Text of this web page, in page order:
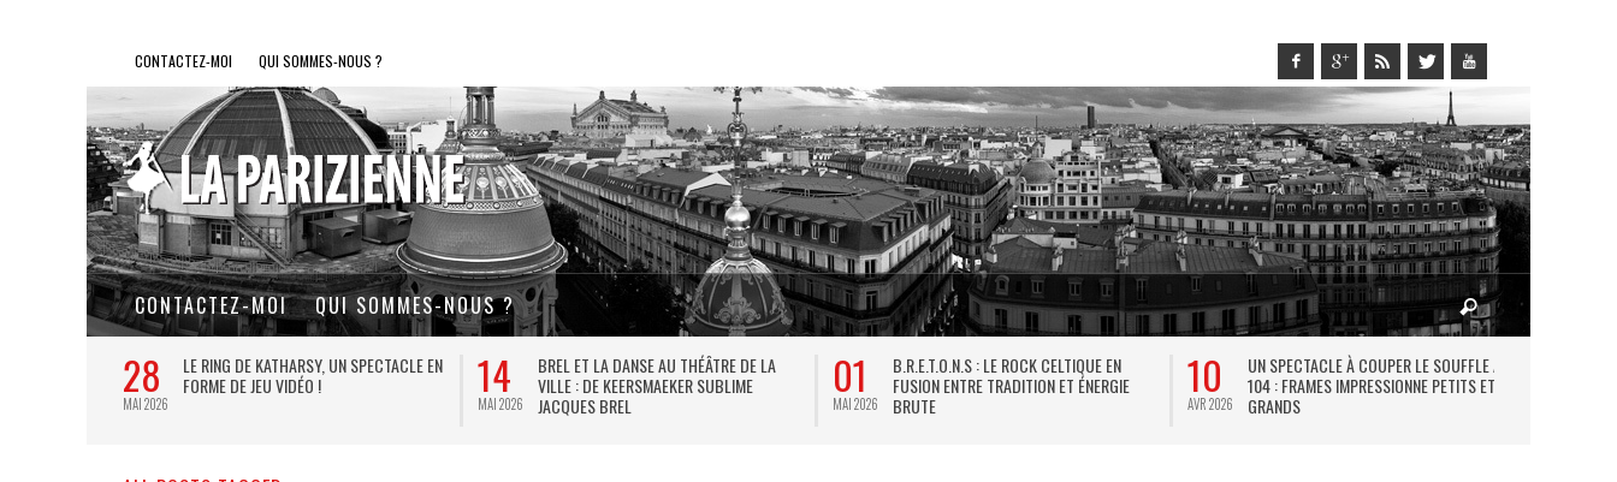
CONTACTEZ-MOI QUI SOMMES-NOUS ?
CONTACTEZ-MOI QUI SOMMES-NOUS ?
28
MAI 2026
LE RING DE KATHARSY, UN SPECTACLE EN
FORME DE JEU VIDÉO !
14
MAI 2026
BREL ET LA DANSE AU THÉÂTRE DE LA
VILLE : DE KEERSMAEKER SUBLIME
JACQUES BREL
01
MAI 2026
B.R.E.T.O.N.S : LE ROCK CELTIQUE EN
FUSION ENTRE TRADITION ET ÉNERGIE
BRUTE
10
AVR 2026
UN SPECTACLE À COUPER LE SOUFFLE AU
104 : FRAMES IMPRESSIONNE PETITS ET
GRANDS